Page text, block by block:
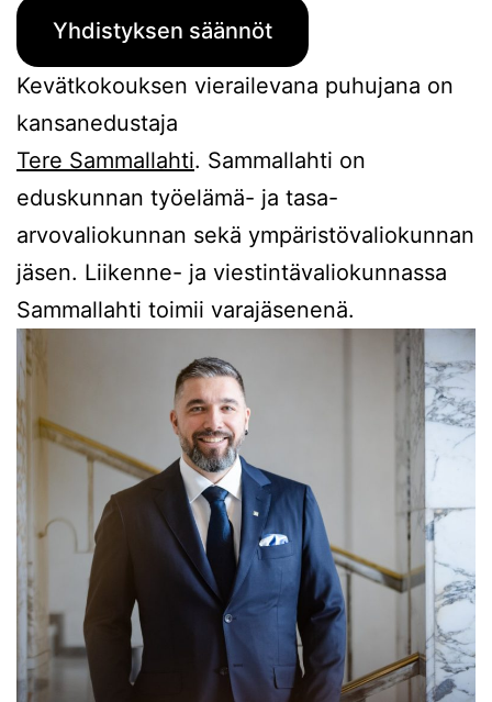
Yhdistyksen säännöt
Kevätkokouksen vierailevana puhujana on
kansanedustaja
Tere Sammallahti. Sammallahti on
eduskunnan työelämä- ja tasa-
arvovaliokunnan sekä ympäristövaliokunnan
jäsen. Liikenne- ja viestintävaliokunnassa
Sammallahti toimii varajäsenenä.